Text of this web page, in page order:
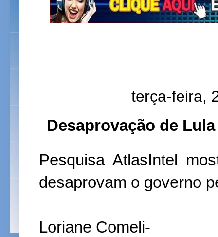
terça-feira,
Desaprovação de
Pesquisa AtlasIntel
desaprovam o governo
Loriane Comeli-